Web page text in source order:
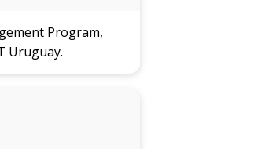
Program,
Uruguay.